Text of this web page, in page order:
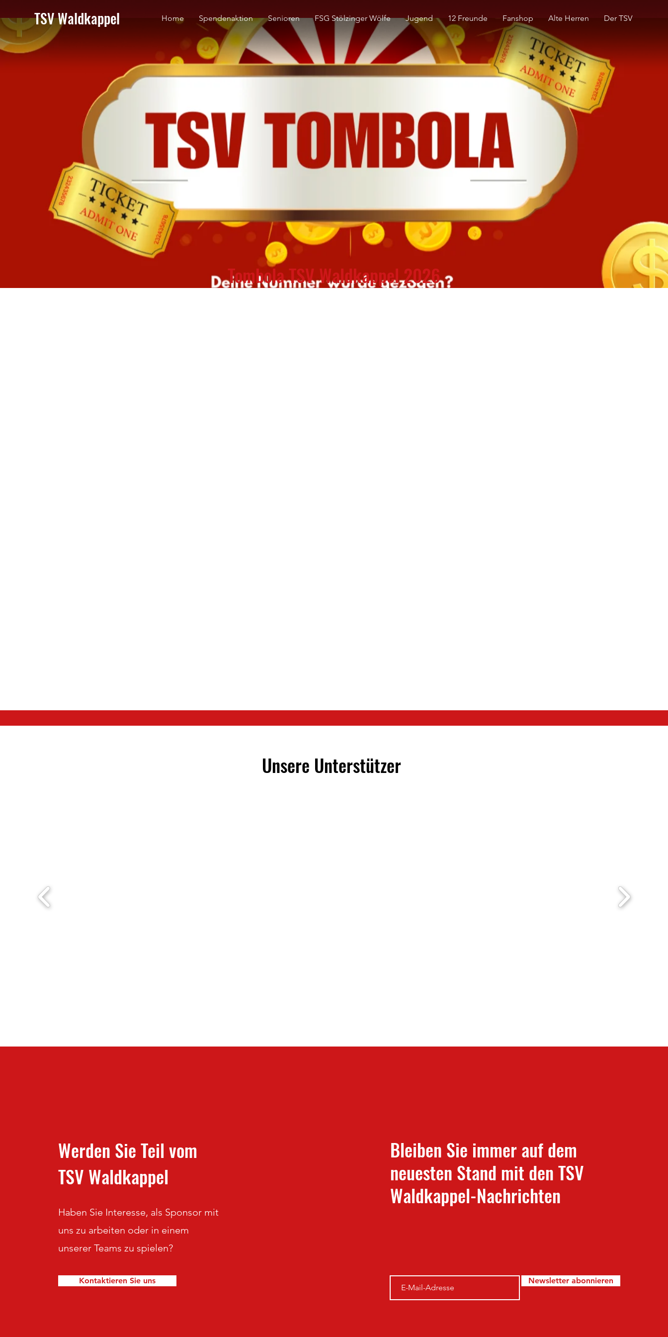
TSV Waldkappel Home Spendenaktion Senioren FSG Stölzinger Wölfe Jugend 12 Freunde Fanshop Alte Herren Der TSV
Tombola TSV Waldkappel 2026
Unsere Unterstützer
Werden Sie Teil vom
TSV Waldkappel
Haben Sie Interesse, als Sponsor mit
uns zu arbeiten oder in einem
unserer Teams zu spielen?
Kontaktieren Sie uns
Bleiben Sie immer auf dem
neuesten Stand mit den TSV
Waldkappel-Nachrichten
Newsletter abonnieren